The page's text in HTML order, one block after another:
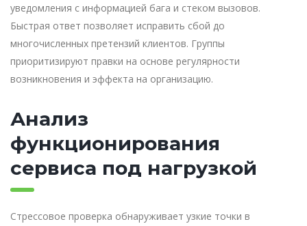
уведомления с информацией бага и стеком вызовов.
Быстрая ответ позволяет исправить сбой до
многочисленных претензий клиентов. Группы
приоритизируют правки на основе регулярности
возникновения и эффекта на организацию.
Анализ
функционирования
сервиса под нагрузкой
Стрессовое проверка обнаруживает узкие точки в